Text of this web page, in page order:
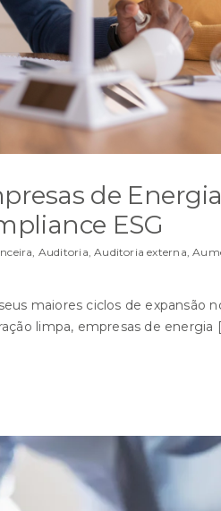
de
ESG
Auditoria ,Auditoria externa ,
maiores ciclos de expansão
limpa, empresas de energia